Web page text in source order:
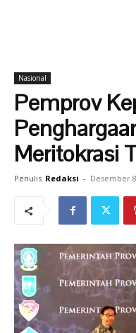
Nasional
Pemprov
Meritokrasi
Penulis Redaksi - Desember